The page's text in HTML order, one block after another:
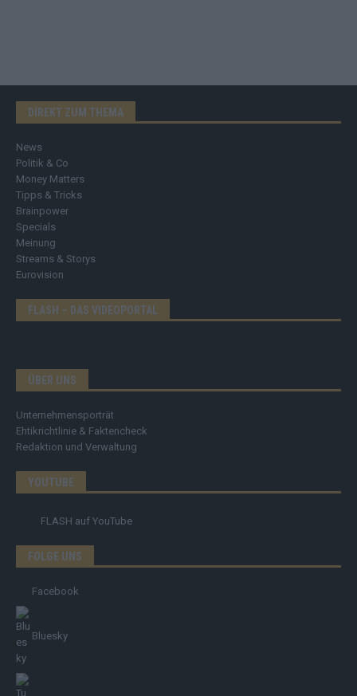
DIREKT ZUM THEMA
News
Politik & Co
Money Matters
Tipps & Tricks
Brainpower
Specials
Meinung
Streams & Storys
Eurovision
FLASH – DAS VIDEOPORTAL
ÜBER UNS
Unternehmensporträt
Ehtikrichtlinie & Faktencheck
Redaktion und Verwaltung
YOUTUBE
FLASH auf YouTube
FOLGE UNS
Facebook
Bluesky